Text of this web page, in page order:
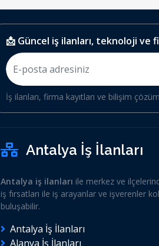
📩 Güncel iş ilanları, teknoloji ve
İş ilanları, firma kayıtları ve bilişim
Antalya İş İlanları
Antalya iş ilanları ile merkez ve
iş fırsatları ile iş arayanlar ve işverenler
buluşabilir.
Antalya İş İlanları
Alanya İş İlanları